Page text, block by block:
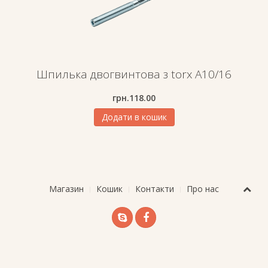
Шпилька двогвинтова з torx A10/16
грн.118.00
Додати в кошик
Магазин Кошик Контакти Про нас